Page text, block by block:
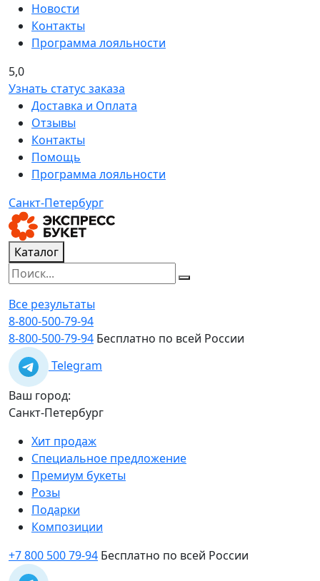
Новости
Контакты
Программа лояльности
5,0
Узнать статус заказа
Доставка и Оплата
Отзывы
Контакты
Помощь
Программа лояльности
Санкт-Петербург
Каталог
Все результаты
8-800-500-79-94
8-800-500-79-94 Бесплатно по всей России
Telegram
Ваш город:
Санкт-Петербург
Хит продаж
Специальное предложение
Премиум букеты
Розы
Подарки
Композиции
+7 800 500 79-94 Бесплатно по всей России